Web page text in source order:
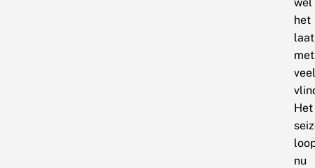
het
met
veel
Het
nu